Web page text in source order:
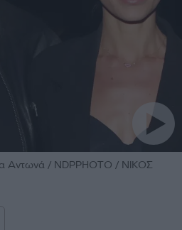
Αντωνά / NDPPHOTO / ΝΙΚΟΣ